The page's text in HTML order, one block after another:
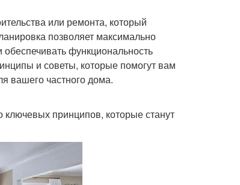
или ремонта, который
позволяет максимально
функциональность
и советы, которые помогут вам
вашего частного дома.
ключевых принципов, которые станут